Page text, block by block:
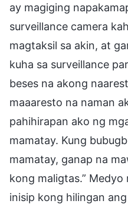
ay magiging
surveillance camera
magtaksil sa akin, at
kuha sa surveillance
beses na akong
maaaresto na naman
pahihirapan ako ng
mamatay. Kung
mamatay, ganap na
kong maligtas.”
inisip kong hilingan